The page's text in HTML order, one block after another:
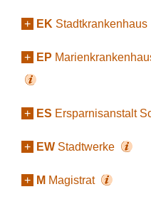
+ EK Stadtkrankenhaus
+ EP
+ ES Ersparnisanstalt
+ EW Stadtwerke
+ M Magistrat